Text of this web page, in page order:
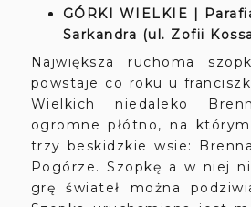
GÓRKI WIELKIE |
Sarkandra (ul. Zofii
Największa ruchoma
powstaje co roku u
Wielkich niedaleko
ogromne płótno, na
trzy beskidzkie wsie:
Pogórze. Szopkę a w niej
grę świateł można